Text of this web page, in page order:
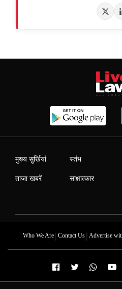
मुख्य सुर्खियां
ताजा खबरें
स्तंभ
साक्षात्कार
Who We Are| Contact Us| Advertise